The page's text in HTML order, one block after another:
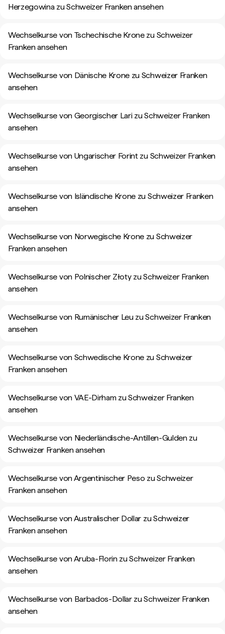
Herzegowina zu Schweizer Franken ansehen
Wechselkurse von Tschechische Krone zu Schweizer
Franken ansehen
Wechselkurse von Dänische Krone zu Schweizer Franken
ansehen
Wechselkurse von Georgischer Lari zu Schweizer Franken
ansehen
Wechselkurse von Ungarischer Forint zu Schweizer Franken
ansehen
Wechselkurse von Isländische Krone zu Schweizer Franken
ansehen
Wechselkurse von Norwegische Krone zu Schweizer
Franken ansehen
Wechselkurse von Polnischer Złoty zu Schweizer Franken
ansehen
Wechselkurse von Rumänischer Leu zu Schweizer Franken
ansehen
Wechselkurse von Schwedische Krone zu Schweizer
Franken ansehen
Wechselkurse von VAE-Dirham zu Schweizer Franken
ansehen
Wechselkurse von Niederländische-Antillen-Gulden zu
Schweizer Franken ansehen
Wechselkurse von Argentinischer Peso zu Schweizer
Franken ansehen
Wechselkurse von Australischer Dollar zu Schweizer
Franken ansehen
Wechselkurse von Aruba-Florin zu Schweizer Franken
ansehen
Wechselkurse von Barbados-Dollar zu Schweizer Franken
ansehen